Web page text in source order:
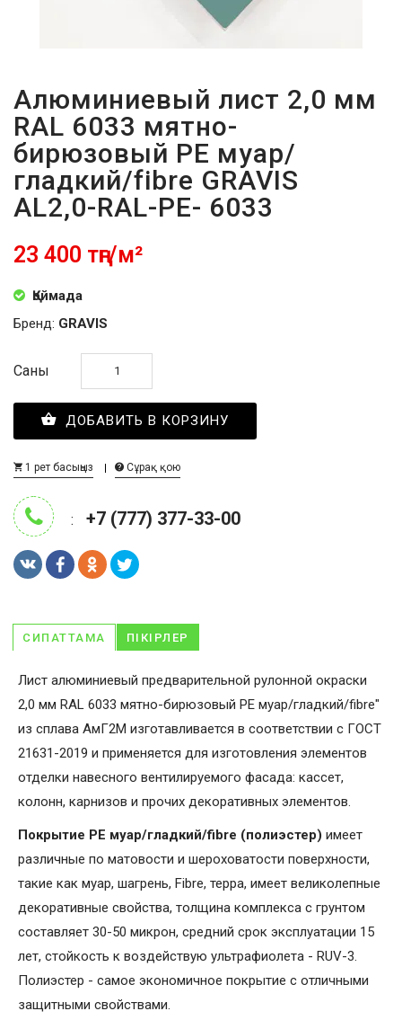
Алюминиевый лист 2,0 мм
RAL 6033 мятно-
бирюзовый PE муар/
гладкий/fibre GRAVIS
AL2,0-RAL-PE- 6033
23 400 тңг/м²
Қоймада
Бренд: GRAVIS
Саны
ДОБАВИТЬ В КОРЗИНУ
1 рет басыңыз Сұрақ қою
: +7 (777) 377-33-00
СИПАТТАМА ПІКІРЛЕР
Лист алюминиевый предварительной рулонной окраски
2,0 мм RAL 6033 мятно-бирюзовый PE муар/гладкий/fibre"
из сплава АмГ2М изготавливается в соответствии с ГОСТ
21631-2019 и применяется для изготовления элементов
отделки навесного вентилируемого фасада: кассет,
колонн, карнизов и прочих декоративных элементов.
Покрытие PE муар/гладкий/fibre (полиэстер) имеет
различные по матовости и шероховатости поверхности,
такие как муар, шагрень, Fibrе, терра, имеет великолепные
декоративные свойства, толщина комплекса с грунтом
составляет 30-50 микрон, средний срок эксплуатации 15
лет, стойкость к воздействую ультрафиолета - RUV-3.
Полиэстер - самое экономичное покрытие с отличными
защитными свойствами.